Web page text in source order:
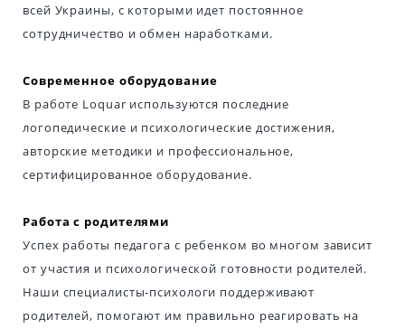
всей Украины, с которыми идет постоянное
сотрудничество и обмен наработками.
Современное оборудование
В работе Loquar используются последние
логопедические и психологические достижения,
авторские методики и профессиональное,
сертифицированное оборудование.
Работа с родителями
Успех работы педагога с ребенком во многом зависит
от участия и психологической готовности родителей.
Наши специалисты-психологи поддерживают
родителей, помогают им правильно реагировать на